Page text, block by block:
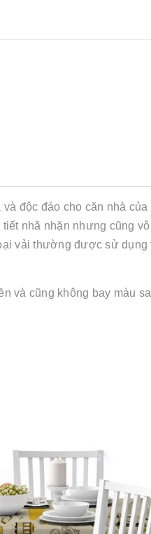
độc đáo cho căn nhà
nhã nhặn nhưng cũng
vải thường được sử dụng
và cũng không bay màu